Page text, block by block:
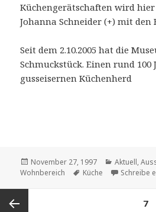
Küchengerätschaften wird
Johanna Schneider (+) mit den
Seit dem 2.10.2005 hat die
Schmuckstück. Einen rund 100
gusseisernen Küchenherd
Veröffentlicht
am
November 27, 1997 Kategorien
Aktuell,
Wohnbereich
Schlagwörter
Küche Schreibe
7